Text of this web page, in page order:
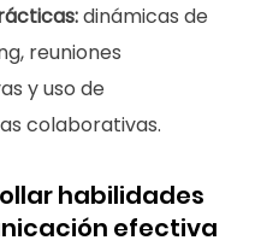
dinámicas de
reuniones
y uso de
colaborativas.
habilidades
efectiva